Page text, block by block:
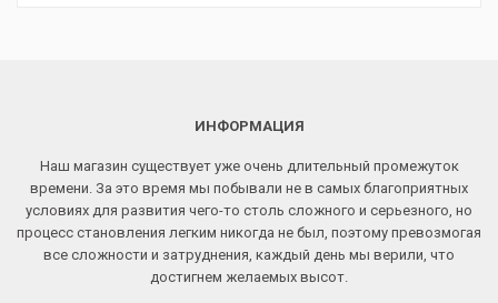
ИНФОРМАЦИЯ
Наш магазин существует уже очень длительный промежуток
времени. За это время мы побывали не в самых благоприятных
условиях для развития чего-то столь сложного и серьезного, но
процесс становления легким никогда не был, поэтому превозмогая
все сложности и затруднения, каждый день мы верили, что
достигнем желаемых высот.